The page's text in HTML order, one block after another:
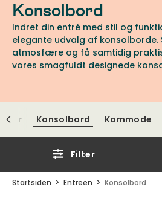
Konsolbord
Indret din entré med stil og
elegante udvalg af konsolborde.
atmosfære og få samtidig
vores smagfuldt designede
du foretrækker moderne,
at fuldende din entré her.
Konsolbord Kommode
Filter
Startsiden Entreen Konsolbord